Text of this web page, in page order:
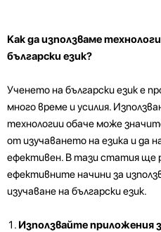
Как да използваме
български език?
Ученето на български език е
много време и усилия.
технологии обаче може
от изучаването на езика и да
ефективен. В тази статия ще
ефективните начини за
изучаване на български език.
Използвайте приложения